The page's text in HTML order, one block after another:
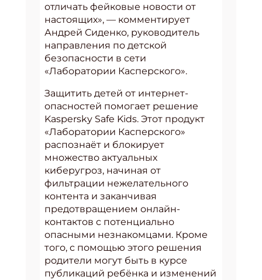
отличать фейковые новости от
настоящих», — комментирует
Андрей Сиденко, руководитель
направления по детской
безопасности в сети
«Лаборатории Касперского».
Защитить детей от интернет-
опасностей помогает решение
Kaspersky Safe Kids. Этот продукт
«Лаборатории Касперского»
распознаёт и блокирует
множество актуальных
киберугроз, начиная от
фильтрации нежелательного
контента и заканчивая
предотвращением онлайн-
контактов с потенциально
опасными незнакомцами. Кроме
того, с помощью этого решения
родители могут быть в курсе
публикаций ребёнка и изменений